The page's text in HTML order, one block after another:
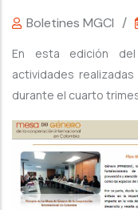
Boletines MGCI /
En esta edición del
actividades
durante el cuarto